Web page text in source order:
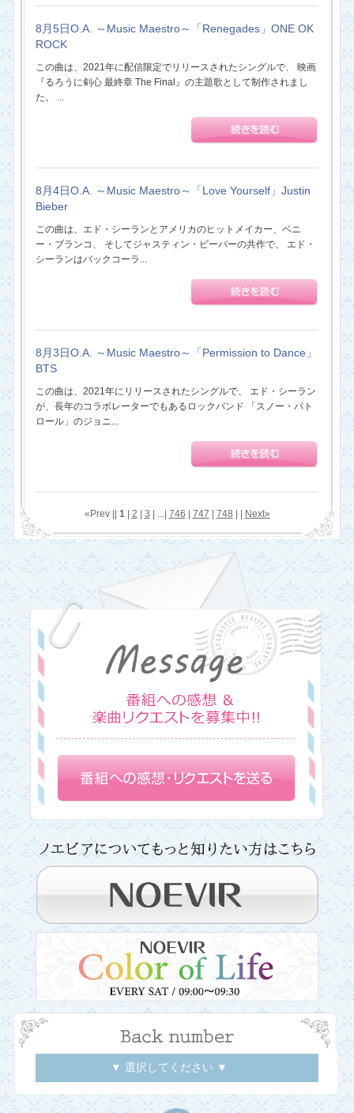
8月5日O.A. ～Music Maestro～「Renegades」ONE OK
ROCK
この曲は、2021年に配信限定でリリースされたシングルで、 映画
『るろうに剣心 最終章 The Final』の主題歌として制作されまし
た。 ...
8月4日O.A. ～Music Maestro～「Love Yourself」Justin
Bieber
この曲は、エド・シーランとアメリカのヒットメイカー、ベニ
ー・ブランコ、 そしてジャスティン・ビーバーの共作で、 エド・
シーランはバックコーラ...
8月3日O.A. ～Music Maestro～「Permission to Dance」
BTS
この曲は、2021年にリリースされたシングルで、 エド・シーラン
が、長年のコラボレーターでもあるロックバンド 「スノー・パト
ロール」のジョニ...
«Prev || 1| 2 3 | ...| 746 747 748 Next»